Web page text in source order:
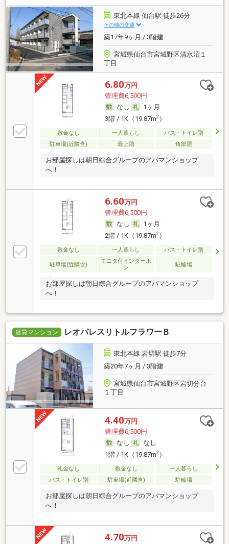
東北本線 仙台駅 徒歩26分
その他の交通
築17年9ヶ月 / 3階建
宮城県仙台市宮城野区清水沼１
丁目
6.80万円
管理費6,500円
なし
1ヶ月
3階 / 1K（19.87m2）
敷金なし 一人暮らし
バス・トイレ別
駐車場(近隣含)
最上階 角部屋
お部屋探しは朝日綜合グループのアパマンショップ
へ！
6.60万円
管理費6,500円
なし
1ヶ月
2階 / 1K（19.87m2）
敷金なし 一人暮らし バス・トイレ別
駐車場(近隣含)
モニタ付インターホ
ン
駐輪場
お部屋探しは朝日綜合グループのアパマンショップ
へ！
賃貸マンション レオパレスリトルフラワーＢ
東北本線 岩切駅 徒歩7分
築20年7ヶ月 / 3階建
宮城県仙台市宮城野区岩切分台
１丁目
4.40万円
管理費6,500円
なし
なし
1階 / 1K（19.87m2）
礼金なし 敷金なし
一人暮らし
バス・トイレ別
駐車場(近隣含) 駐輪場
お部屋探しは朝日綜合グループのアパマンショップ
へ！
4.70万円